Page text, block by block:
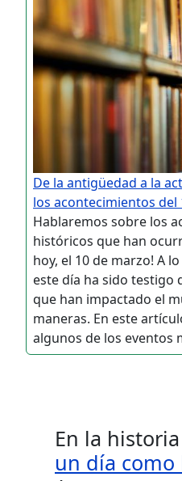
De la antigüedad a la
los acontecimientos del
Hablaremos sobre los
históricos que han
hoy, el 10 de marzo! A
este día ha sido testigo
que han impactado el
maneras. En este
algunos de los eventos
En la
un día como